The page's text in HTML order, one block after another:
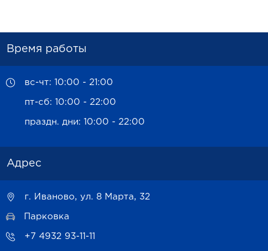
Время работы
вс-чт: 10:00 - 21:00
пт-сб: 10:00 - 22:00
праздн. дни: 10:00 - 22:00
Адрес
г. Иваново, ул. 8 Марта, 32
Парковка
+7 4932 93-11-11